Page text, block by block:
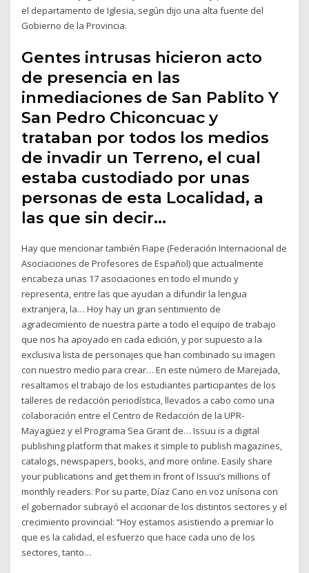
el departamento de Iglesia, según dijo una alta fuente del
Gobierno de la Provincia.
Gentes intrusas hicieron acto
de presencia en las
inmediaciones de San Pablito Y
San Pedro Chiconcuac y
trataban por todos los medios
de invadir un Terreno, el cual
estaba custodiado por unas
personas de esta Localidad, a
las que sin decir…
Hay que mencionar también Fiape (Federación Internacional de
Asociaciones de Profesores de Español) que actualmente
encabeza unas 17 asociaciones en todo el mundo y
representa, entre las que ayudan a difundir la lengua
extranjera, la… Hoy hay un gran sentimiento de
agradecimiento de nuestra parte a todo el equipo de trabajo
que nos ha apoyado en cada edición, y por supuesto a la
exclusiva lista de personajes que han combinado su imagen
con nuestro medio para crear… En este número de Marejada,
resaltamos el trabajo de los estudiantes participantes de los
talleres de redacción periodística, llevados a cabo como una
colaboración entre el Centro de Redacción de la UPR-
Mayagüez y el Programa Sea Grant de… Issuu is a digital
publishing platform that makes it simple to publish magazines,
catalogs, newspapers, books, and more online. Easily share
your publications and get them in front of Issuu’s millions of
monthly readers. Por su parte, Díaz Cano en voz unísona con
el gobernador subrayó el accionar de los distintos sectores y el
crecimiento provincial: “Hoy estamos asistiendo a premiar lo
que es la calidad, el esfuerzo que hace cada uno de los
sectores, tanto…